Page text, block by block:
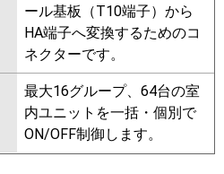
ール基板（T10端子）から
HA端子へ変換するためのコ
ネクターです。
最大16グループ、64台の室
内ユニットを一括・個別で
ON/OFF制御します。